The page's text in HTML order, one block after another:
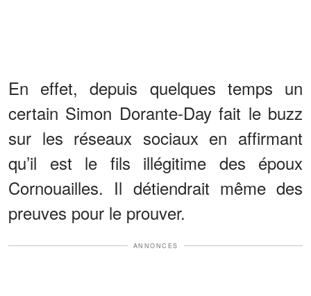
En effet, depuis quelques temps un
certain Simon Dorante-Day fait le buzz
sur les réseaux sociaux en affirmant
qu’il est le fils illégitime des époux
Cornouailles. Il détiendrait même des
preuves pour le prouver.
ANNONCES